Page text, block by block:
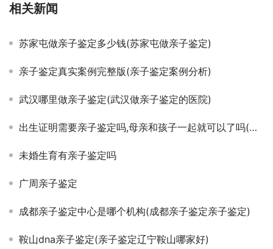
相关新闻
苏家屯做亲子鉴定多少钱(苏家屯做亲子鉴定)
亲子鉴定真实案例完整版(亲子鉴定案例分析)
武汉哪里做亲子鉴定(武汉做亲子鉴定的医院)
出生证明需要亲子鉴定吗,母亲和孩子一起就可以了吗(出生证明需要亲子鉴定吗)
未婚生育有亲子鉴定吗
广周亲子鉴定
成都亲子鉴定中心是哪个机构(成都亲子鉴定亲子鉴定)
鞍山dna亲子鉴定(亲子鉴定辽宁鞍山哪家好)